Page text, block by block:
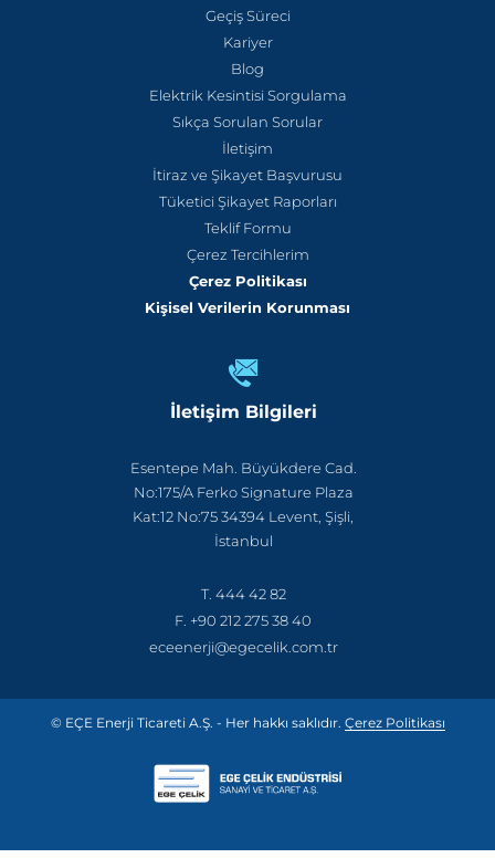
Geçiş Süreci
Kariyer
Blog
Elektrik Kesintisi Sorgulama
Sıkça Sorulan Sorular
İletişim
İtiraz ve Şikayet Başvurusu
Tüketici Şikayet Raporları
Teklif Formu
Çerez Tercihlerim
Çerez Politikası
Kişisel Verilerin Korunması
İletişim Bilgileri
Esentepe Mah. Büyükdere Cad.
No:175/A Ferko Signature Plaza
Kat:12 No:75 34394 Levent, Şişli,
İstanbul
T. 444 42 82
F. +90 212 275 38 40
eceenerji@egecelik.com.tr
© EÇE Enerji Ticareti A.Ş. - Her hakkı saklıdır. Çerez Politikası